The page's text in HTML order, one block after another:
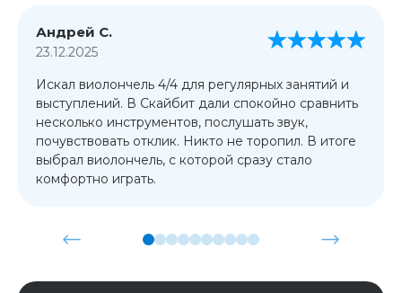
Андрей С.
23.12.2025
Искал виолончель 4/4 для регулярных занятий и
выступлений. В Скайбит дали спокойно сравнить
несколько инструментов, послушать звук,
почувствовать отклик. Никто не торопил. В итоге
выбрал виолончель, с которой сразу стало
комфортно играть.